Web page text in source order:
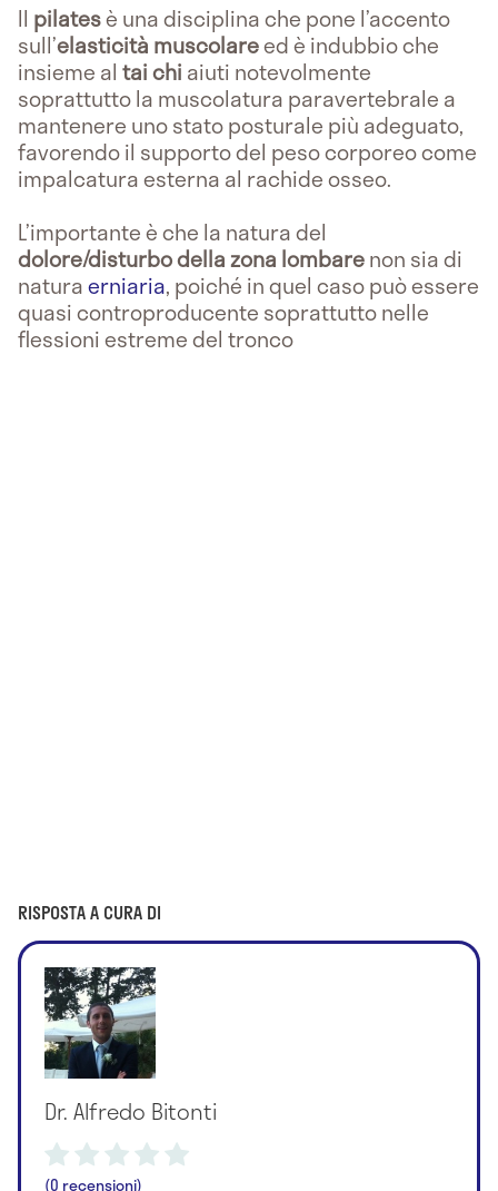
Il pilatesè una disciplina che pone l’accento
sull’elasticità muscolareed è indubbio che
insieme al tai chi aiuti notevolmente
soprattutto la muscolatura paravertebrale a
mantenere uno stato posturale più adeguato,
favorendo il supporto del peso corporeo come
impalcatura esterna al rachide osseo.
L’importante è che la natura del
dolore/disturbo della zona lombarenon sia di
naturaerniaria, poiché in quel caso può essere
quasi controproducente soprattutto nelle
flessioni estreme del tronco
RISPOSTA A CURA DI
Dr. Alfredo Bitonti
(0 recensioni)